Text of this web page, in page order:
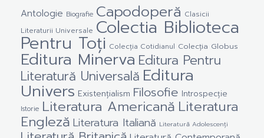
Antologie Biografie Capodoperă Clasicii
Literaturii Universale Colectia Biblioteca
Pentru Toți Colecția Cotidianul Colecția Globus
Editura Minerva Editura Pentru
Literatură Universală Editura
Univers Existențialism Filosofie Introspecție
Istorie Literatura Americană Literatura
Engleză Literatura Italiană Literatură Adolescenți